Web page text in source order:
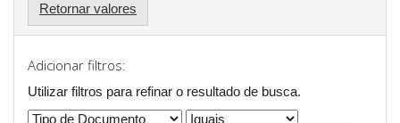
Retornar valores
Adicionar filtros:
Utilizar filtros para refinar o resultado de busca.